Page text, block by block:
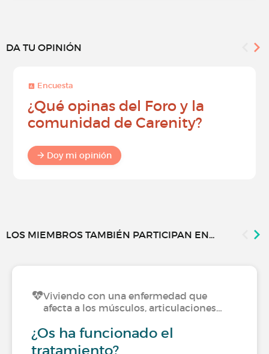
DA TU OPINIÓN
Encuesta
¿Qué opinas del Foro y la
comunidad de Carenity?
Doy mi opinión
LOS MIEMBROS TAMBIÉN PARTICIPAN EN...
Viviendo con una enfermedad que
afecta a los músculos, articulaciones…
¿Os ha funcionado el
tratamiento?